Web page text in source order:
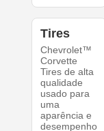
Tires
Chevrolet™
Corvette
Tires de alta
qualidade
usado para
uma
aparência e
desempenho